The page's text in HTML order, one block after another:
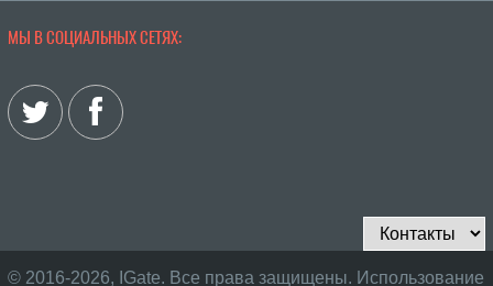
МЫ В СОЦИАЛЬНЫХ СЕТЯХ:
© 2016-2026, IGate. Все права защищены. Использование